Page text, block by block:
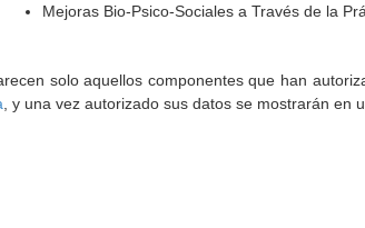
Mejoras Bio-Psico-Sociales a Través de la
solo aquellos componentes que han
, y una vez autorizado sus datos se mostrarán en